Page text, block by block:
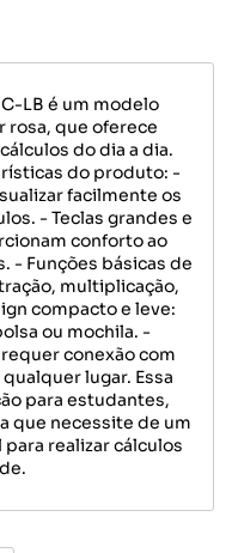
LB é um modelo
rosa, que oferece
do dia a dia.
do produto: -
facilmente os
- Teclas grandes e
conforto ao
- Funções básicas de
multiplicação,
compacto e leve:
ou mochila. -
conexão com
lugar. Essa
para estudantes,
que necessite de um
realizar cálculos